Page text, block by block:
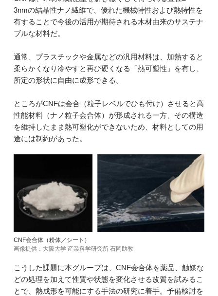
3nmの結晶性ナノ繊維で、優れた機械特性および熱特性を
有することで今後の活用が期待される木材由来のサステナ
ブルな材料だ。
通常、プラスチックや金属などの汎用材料は、加熱すると
柔らかくなり冷やすと再び硬くなる「熱可塑性」を有し、
所定の形状に自由に成形できる。
ところがCNFは会合（粒子レベルでひも付け）させると高
性能材料（ナノ粒子会合体）が形成される一方、その構造
を維持したまま熱可塑化ができないため、材料としての用
途には制約があった。
CNF会合体（粉体／シート）
画像提供：大阪大学 産業科学研究所 石岡助教
こうした課題に本グループは、CNF会合体を薬品、触媒な
どの処理を加えて性質や状態を変化させる改質を試みるこ
とで、熱成形を可能にする手法の研究に着手。予備検討を